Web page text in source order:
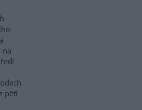
na
pěti